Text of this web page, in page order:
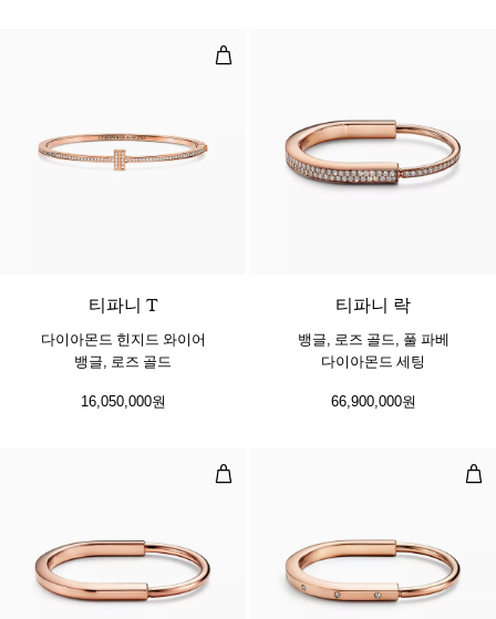
다이아몬드 힌지드 와이어 뱅글, 로
티파니 T
다이아몬드 힌지드 와이어
뱅글, 로즈 골드
16,050,000원
티파니 락
뱅글, 로즈 골드, 풀 파베
다이아몬드 세팅
66,900,000원
뱅글, 로즈 골드 뱅